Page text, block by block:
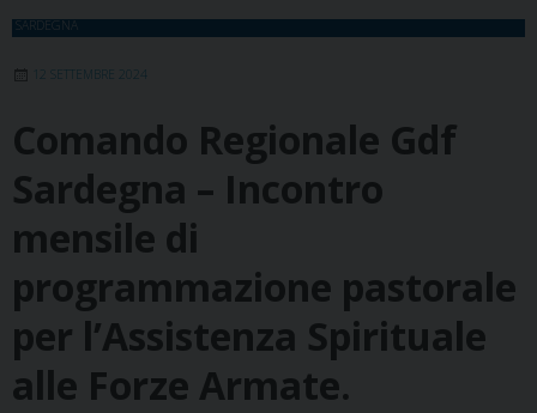
SARDEGNA
12 SETTEMBRE 2024
Comando Regionale Gdf
Sardegna – Incontro
mensile di
programmazione pastorale
per l’Assistenza Spirituale
alle Forze Armate.